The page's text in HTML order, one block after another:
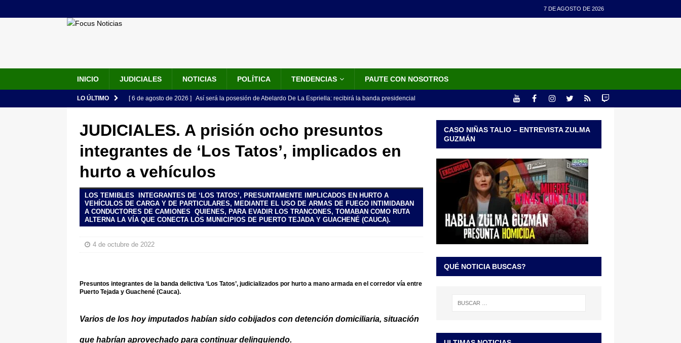
7 DE AGOSTO DE 2026
INICIO JUDICIALES NOTICIAS POLÍTICA TENDENCIAS PAUTE CON NOSOTROS
LO ÚLTIMO [ 6 de agosto de 2026 ] Así será la posesión de Abelardo De La Espriella: recibirá la banda presidencial
[ 6 de agosto de 2026 ] Pacto Histórico no asistirá a la posesión de Abelardo de la Espriella y llama a
una “desobediencia civil” desde el Congreso LO ÚLTIMO
[ 6 de agosto de 2026 ] La historia detrás de la banda presidencial que portará Abelardo De La
ÚLTIMO
[ 6 de agosto de 2026 ] Caso Lili Pink: Fiscalía amplía investigación por presunto lavado de activos y
JUDICIALES. A prisión ocho presuntos
integrantes de ‘Los Tatos’, implicados en
hurto a vehículos
LOS TEMIBLES INTEGRANTES DE ‘LOS TATOS’, PRESUNTAMENTE IMPLICADOS EN HURTO A
VEHÍCULOS DE CARGA Y DE PARTICULARES, MEDIANTE EL USO DE ARMAS DE FUEGO INTIMIDABAN
A CONDUCTORES DE CAMIONES QUIENES, PARA EVADIR LOS TRANCONES, TOMABAN COMO RUTA
ALTERNA LA VÍA QUE CONECTA LOS MUNICIPIOS DE PUERTO TEJADA Y GUACHENÉ (CAUCA).
4 de octubre de 2022
Presuntos integrantes de la banda delictiva ‘Los Tatos’, judicializados por hurto a mano armada en el corredor vía entre
Puerto Tejada y Guachené (Cauca).
Varios de los hoy imputados habían sido cobijados con detención domiciliaria, situación
que habrían aprovechado para continuar delinquiendo.
CASO NIÑAS TALIO – ENTREVISTA ZULMA
GUZMÁN
QUÉ NOTICIA BUSCAS?